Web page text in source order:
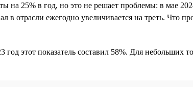
на 25% в год, но это не решает проблемы: в мае
отрасли ежегодно увеличивается на треть. Что
этот показатель составил 58%. Для небольших